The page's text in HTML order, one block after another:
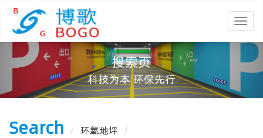
搜索页
科技为本 环保先行
Search / 环氧地坪 /